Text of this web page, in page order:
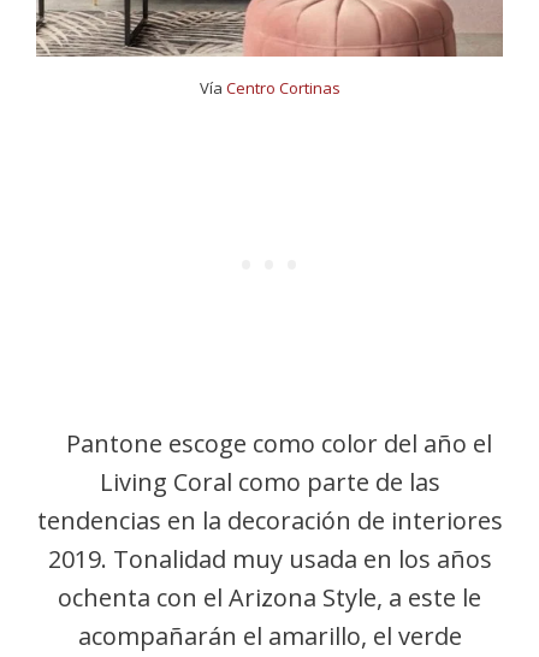
Vía Centro Cortinas
Pantone escoge como color del año el
Living Coral como parte de las
tendencias en la decoración de interiores
2019. Tonalidad muy usada en los años
ochenta con el Arizona Style, a este le
acompañarán el amarillo, el verde